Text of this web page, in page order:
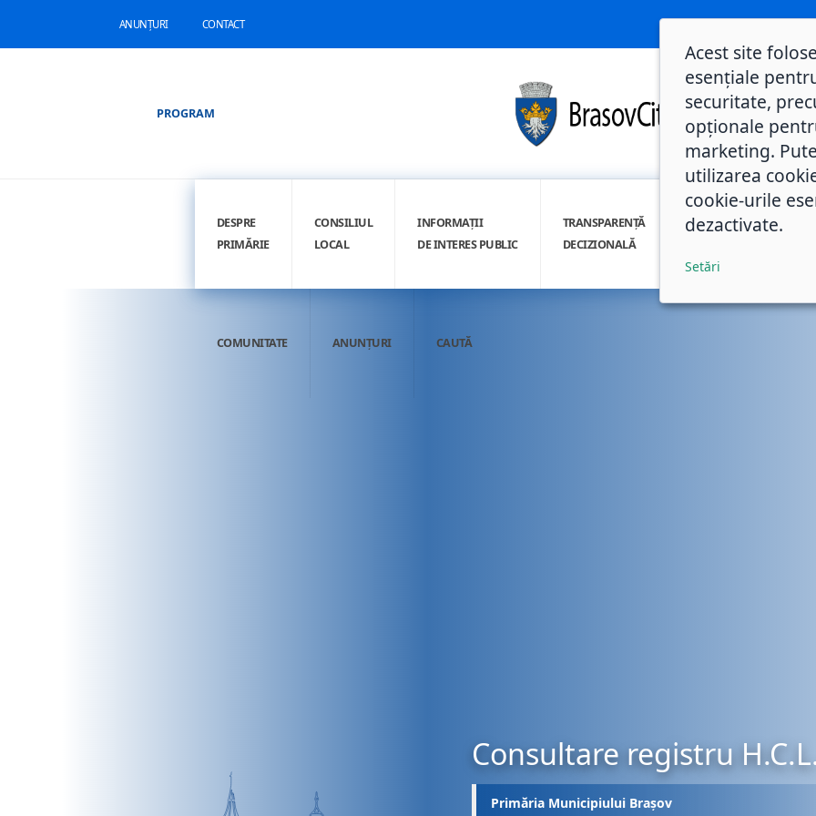
ANUNȚURI CONTACT
PROGRAM
DESPRE
PRIMĂRIE
CONSILIUL
LOCAL
INFORMAȚII
DE INTERES PUBLIC
TRANSPARENȚĂ
DECIZIONALĂ
INTEGRITATE
COMUNITATE ANUNȚURI CAUTĂ
Consultare registru
Primăria Municipiului Brașov
Acest site
esențiale
securitate,
opționale
marketing.
utilizarea
cookie-urile
dezactivate.
Setări